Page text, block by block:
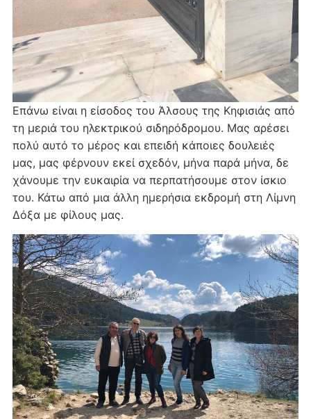
Επάνω είναι η είσοδος του Άλσους της Κηφισιάς από
τη μεριά του ηλεκτρικού σιδηρόδρομου. Μας αρέσει
πολύ αυτό το μέρος και επειδή κάποιες δουλειές
μας, μας φέρνουν εκεί σχεδόν, μήνα παρά μήνα, δε
χάνουμε την ευκαιρία να περπατήσουμε στον ίσκιο
του. Κάτω από μια άλλη ημερήσια εκδρομή στη Λίμνη
Δόξα με φίλους μας.